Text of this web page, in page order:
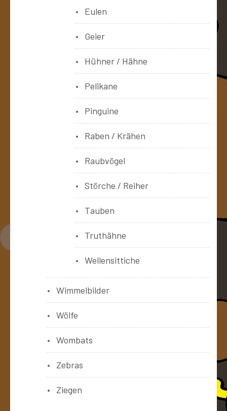
Eulen
Geier
Hühner / Hähne
Pelikane
Pinguine
Raben / Krähen
Raubvögel
Störche / Reiher
Tauben
Truthähne
Wellensittiche
Wimmelbilder
Wölfe
Wombats
Zebras
Ziegen